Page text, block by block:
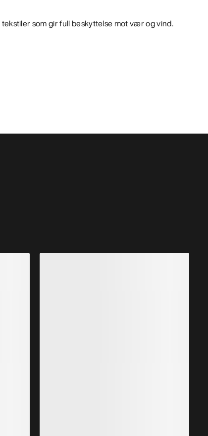
som gir full beskyttelse mot vær og vind.